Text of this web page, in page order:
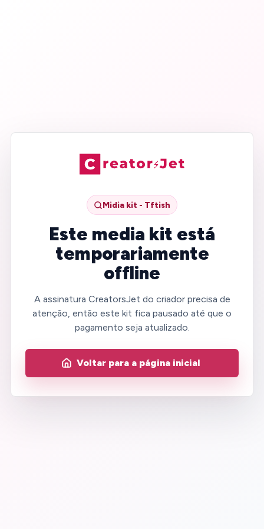
Midia kit - Tftish
Este media kit está
temporariamente
offline
A assinatura CreatorsJet do criador precisa de
atenção, então este kit fica pausado até que o
pagamento seja atualizado.
Voltar para a página inicial